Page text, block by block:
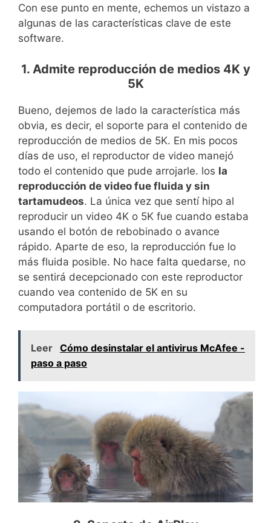
Con ese punto en mente, echemos un vistazo a
algunas de las características clave de este
software.
1. Admite reproducción de medios 4K y
5K
Bueno, dejemos de lado la característica más
obvia, es decir, el soporte para el contenido de
reproducción de medios de 5K. En mis pocos
días de uso, el reproductor de video manejó
todo el contenido que pude arrojarle. los la
reproducción de video fue fluida y sin
tartamudeos. La única vez que sentí hipo al
reproducir un video 4K o 5K fue cuando estaba
usando el botón de rebobinado o avance
rápido. Aparte de eso, la reproducción fue lo
más fluida posible. No hace falta quedarse, no
se sentirá decepcionado con este reproductor
cuando vea contenido de 5K en su
computadora portátil o de escritorio.
Leer Cómo desinstalar el antivirus McAfee -
paso a paso